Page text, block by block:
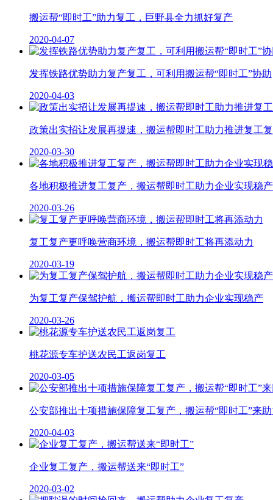
搬运帮“即时工”助力复工，巨野县全力抓好复产
2020-04-07
发挥铁路优势助力复产复工，可利用搬运帮“即时工”协助
2020-04-03
政策出实招让发展再提速，搬运帮即时工助力推进复工
2020-03-30
各地积极推进复工复产，搬运帮即时工助力企业实现稳产
2020-03-26
复工复产更呼唤营商环境，搬运帮即时工将再添动力
2020-03-19
为复工复产保驾护航，搬运帮即时工助力企业实现稳产
2020-03-26
桃花源专车护送农民工返岗复工
2020-03-05
公安部推出十项措施保障复工复产，搬运帮“即时工”来
2020-04-03
企业复工复产，搬运帮送来“即时工”
2020-03-02